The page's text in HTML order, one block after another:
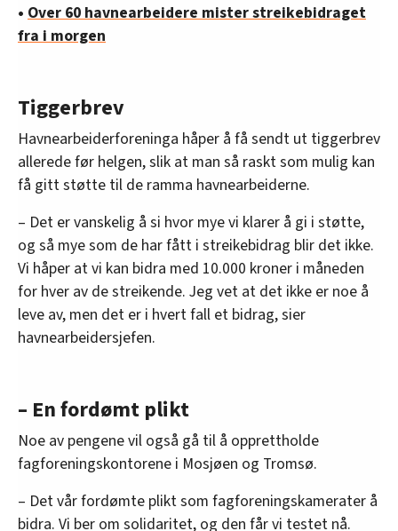
• Over 60 havnearbeidere mister streikebidraget
fra i morgen
Tiggerbrev
Havnearbeiderforeninga håper å få sendt ut tiggerbrev
allerede før helgen, slik at man så raskt som mulig kan
få gitt støtte til de ramma havnearbeiderne.
– Det er vanskelig å si hvor mye vi klarer å gi i støtte,
og så mye som de har fått i streikebidrag blir det ikke.
Vi håper at vi kan bidra med 10.000 kroner i måneden
for hver av de streikende. Jeg vet at det ikke er noe å
leve av, men det er i hvert fall et bidrag, sier
havnearbeidersjefen.
– En fordømt plikt
Noe av pengene vil også gå til å opprettholde
fagforeningskontorene i Mosjøen og Tromsø.
– Det vår fordømte plikt som fagforeningskamerater å
bidra. Vi ber om solidaritet, og den får vi testet nå.